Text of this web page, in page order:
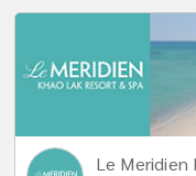
Le Meridien